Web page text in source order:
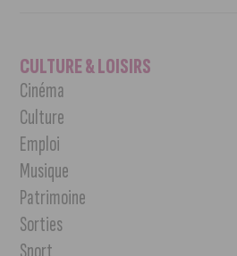
CULTURE & LOISIRS
Cinéma
Culture
Emploi
Musique
Patrimoine
Sorties